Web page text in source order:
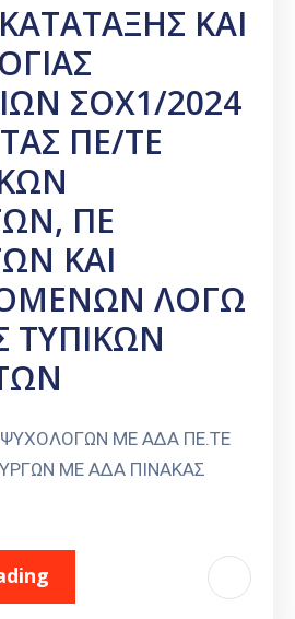
ΚΑΙ
ΣΟΧ1/2024
ΠΕ/ΤΕ
ΠΕ
ΚΑΙ
ΛΟΓΩ
ΤΥΠΙΚΩΝ
ΜΕ ΑΔΑ ΠΕ.ΤΕ
ΜΕ ΑΔΑ ΠΙΝΑΚΑΣ